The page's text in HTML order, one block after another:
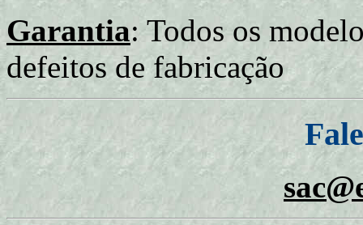
Garantia: Todos os
defeitos de fabricação